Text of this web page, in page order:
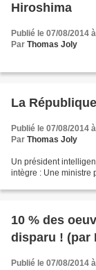
Hiroshima
Publié le 07/08/2014
Par Thomas Joly
La
Publié le 07/08/2014
Par Thomas Joly
Un président
intègre : Une ministre
10 % des
disparu ! (par
Publié le 07/08/2014